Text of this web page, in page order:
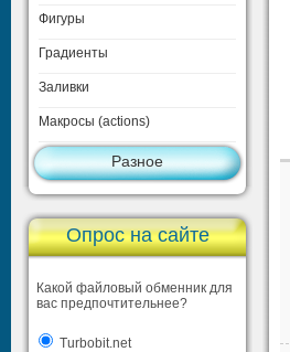
Фигуры
Градиенты
Заливки
Макросы (actions)
Разное
Опрос на сайте
Какой файловый обменник для
вас предпочтительнее?
Turbobit.net